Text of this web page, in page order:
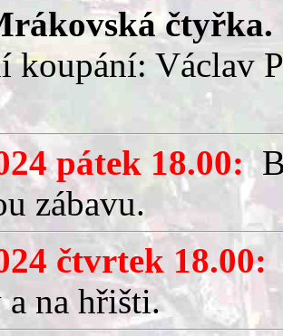
čtyřka.
koupání: Václav
pátek 18.00:
zábavu.
čtvrtek 18.00:
a na hřišti.